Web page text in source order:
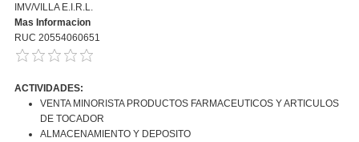
IMV/VILLA E.I.R.L.
Mas Informacion
RUC 20554060651
ACTIVIDADES:
VENTA MINORISTA PRODUCTOS FARMACEUTICOS Y ARTICULOS
DE TOCADOR
ALMACENAMIENTO Y DEPOSITO